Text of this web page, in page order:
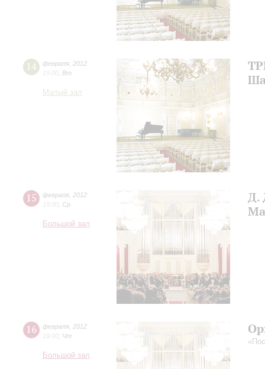
14 февраля 2012
19:00 Вт
Малый зал
15 февраля 2012
19:00 Ср
Большой зал
Д.
16 февраля 2012
19:00 Чт
Большой зал